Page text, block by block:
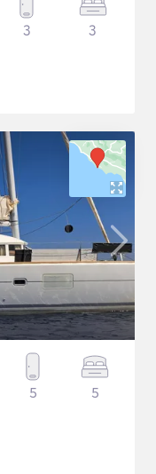
3 3
5 5